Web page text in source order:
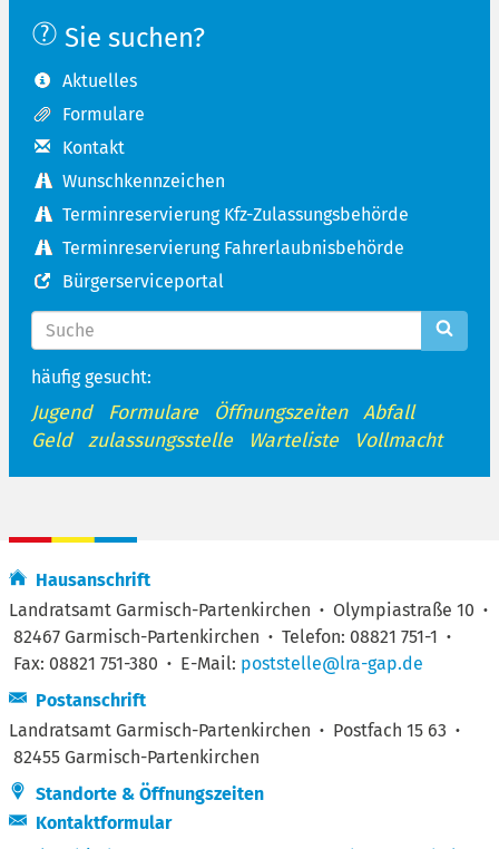
Sie suchen?
Aktuelles
Formulare
Kontakt
Wunschkennzeichen
Terminreservierung Kfz-Zulassungsbehörde
Terminreservierung Fahrerlaubnisbehörde
Bürgerserviceportal
häufig gesucht:
Jugend Formulare Öffnungszeiten
Abfall
Geld
zulassungsstelle Warteliste Vollmacht
Hausanschrift
Landratsamt Garmisch-Partenkirchen · Olympiastraße 10 ·
82467 Garmisch-Partenkirchen · Telefon: 08821 751-1 ·
Fax: 08821 751-380 · E-Mail: poststelle@lra-gap.de
Postanschrift
Landratsamt Garmisch-Partenkirchen · Postfach 15 63 ·
82455 Garmisch-Partenkirchen
Standorte & Öffnungszeiten
Kontaktformular